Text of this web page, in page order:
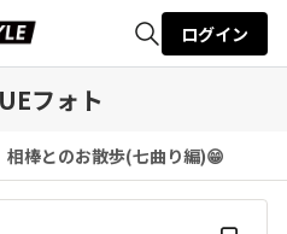
検索
ログイン
フォト
相棒とのお散歩(七曲り編)😁